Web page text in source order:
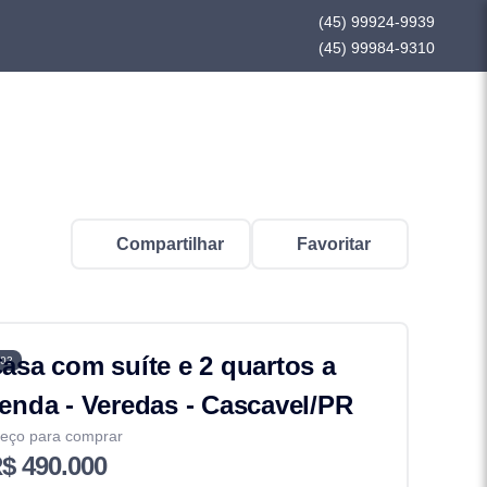
(45) 99924-9939
(45) 99984-9310
Compartilhar Favoritar
com suíte e 2 quartos a
- Veredas - Cascavel/PR
para comprar
490.000